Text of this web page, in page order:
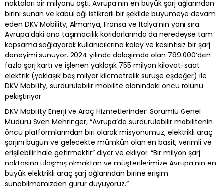
noktaları bir milyonu aştı. Avrupa’nın en büyük şarj ağlarından
birini sunan ve kabul ağı istikrarlı bir şekilde büyümeye devam
eden DKV Mobility, Almanya, Fransa ve İtalya’nın yanı sıra
Avrupa’daki ana taşımacılık koridorlarında da neredeyse tam
kapsama sağlayarak kullanıcılarına kolay ve kesintisiz bir şarj
deneyimi sunuyor. 2024 yılında dolaşımda olan 789.000’den
fazla şarj kartı ve işlenen yaklaşık 755 milyon kilovat-saat
elektrik (yaklaşık beş milyar kilometrelik sürüşe eşdeğer) ile
DKV Mobility, sürdürülebilir mobilite alanındaki öncü rolünü
pekiştiriyor.
DKV Mobility Enerji ve Araç Hizmetlerinden Sorumlu Genel
Müdürü Sven Mehringer, “Avrupa’da sürdürülebilir mobilitenin
öncü platformlarından biri olarak misyonumuz, elektrikli araç
şarjını bugün ve gelecekte mümkün olan en basit, verimli ve
erişilebilir hale getirmektir” diyor ve ekliyor: “Bir milyon şarj
noktasına ulaşmış olmaktan ve müşterilerimize Avrupa’nın en
büyük elektrikli araç şarj ağlarından birine erişim
sunabilmemizden gurur duyuyoruz.”